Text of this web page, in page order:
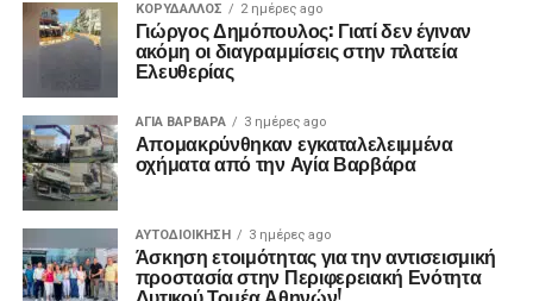
ΚΟΡΥΔΑΛΛΟΣ 2 ημέρες ago
Γιώργος Δημόπουλος: Γιατί δεν έγιναν
ακόμη οι διαγραμμίσεις στην πλατεία
Ελευθερίας
ΑΓΙΑ ΒΑΡΒΑΡΑ 3 ημέρες ago
Απομακρύνθηκαν εγκαταλελειμμένα
οχήματα από την Αγία Βαρβάρα
ΑΥΤΟΔΙΟΊΚΗΣΗ 3 ημέρες ago
Άσκηση ετοιμότητας για την αντισεισμική
προστασία στην Περιφερειακή Ενότητα